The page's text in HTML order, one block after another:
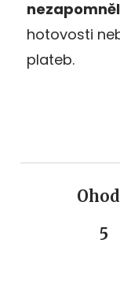
hotovosti
plateb.
5